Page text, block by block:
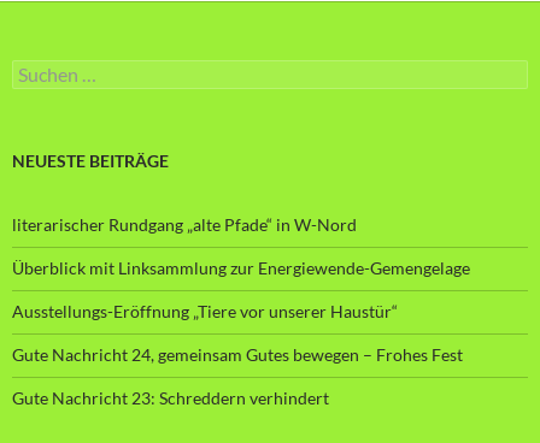
Suche
nach:
NEUESTE BEITRÄGE
literarischer Rundgang „alte Pfade“ in W-Nord
Überblick mit Linksammlung zur Energiewende-Gemengelage
Ausstellungs-Eröffnung „Tiere vor unserer Haustür“
Gute Nachricht 24, gemeinsam Gutes bewegen – Frohes Fest
Gute Nachricht 23: Schreddern verhindert